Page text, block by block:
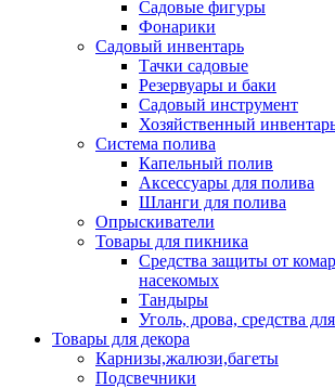
Садовые фигуры
Фонарики
Садовый инвентарь
Тачки садовые
Резервуары и баки
Садовый инструмент
Хозяйственный
Система полива
Капельный полив
Аксессуары для полива
Шланги для полива
Опрыскиватели
Товары для пикника
Средства защиты от
насекомых
Тандыры
Уголь, дрова, средства
Товары для декора
Карнизы,жалюзи,багеты
Подсвечники